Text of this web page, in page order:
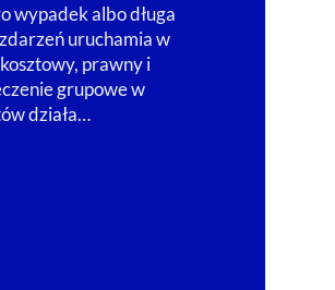
wypadek albo długa
uruchamia w
prawny i
grupowe w
działa…